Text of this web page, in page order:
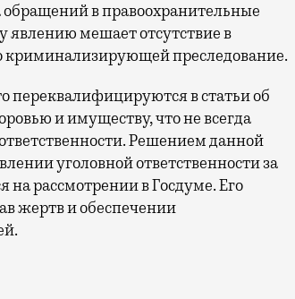
в правоохранительные
мешает отсутствие в
криминализирующей преследование.
переквалифицируются в статьи об
и имуществу, что не всегда
Решением данной
уголовной ответственности за
на рассмотрении в Госдуме. Его
жертв и обеспечении